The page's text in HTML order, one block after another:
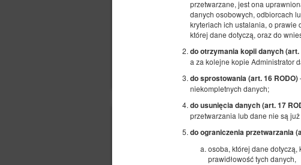
przetwarzane, jest ona
danych osobowych, odbiorcach
kryteriach ich ustalania, o prawie
której dane dotyczą, oraz do
do otrzymania kopii danych (art.
a za kolejne kopie Administrator
do sprostowania (art. 16 RODO)
niekompletnych danych;
do usunięcia danych (art. 17
przetwarzania lub dane nie są
do ograniczenia przetwarzania
osoba, której dane
prawidłowość tych danych,